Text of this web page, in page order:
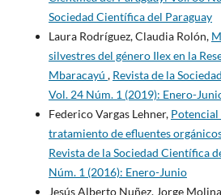
Sociedad Científica del Paraguay
Laura Rodríguez, Claudia Rolón,
silvestres del género Ilex en la
Mbaracayú , Revista de la
Vol. 24 Núm. 1 (2019): Enero-
Federico Vargas Lehner, Potencial
tratamiento de efluentes
Revista de la Sociedad Científica
Núm. 1 (2016): Enero-Junio
Jesús Alberto Nuñez, Jorge